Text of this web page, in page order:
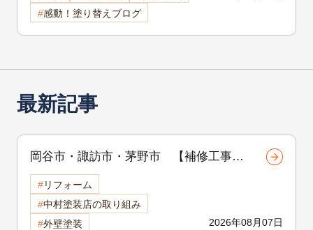
最新記事
岡谷市・諏訪市・茅野市 【補修工事シ
リーズ 第1回】外壁のひび割れは危
険？クラック補修の重要性と放置するリ
スクを徹底解説
2026年08月07日
リフォーム
中村塗装店の取り組み
外壁塗装
感動！塗り替えブログ